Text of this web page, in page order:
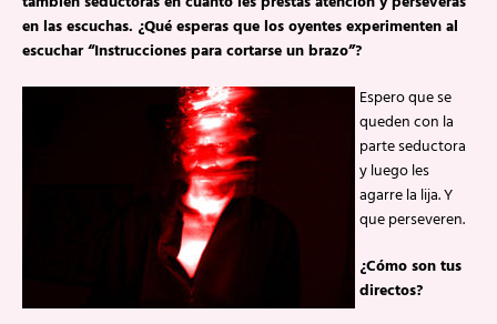
en las escuchas. ¿Qué esperas que los oyentes experimenten al
escuchar “Instrucciones para cortarse un brazo”?
Espero que se
queden con la
parte seductora
y luego les
agarre la lija. Y
que perseveren.
¿Cómo son tus
directos?